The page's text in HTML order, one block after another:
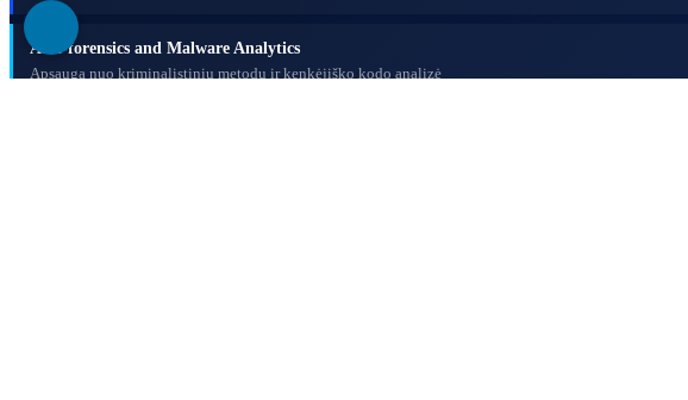
Anti-forensics and Malware Analytics
Apsauga nuo kriminalistinių metodų ir kenkėjiško kodo analizė